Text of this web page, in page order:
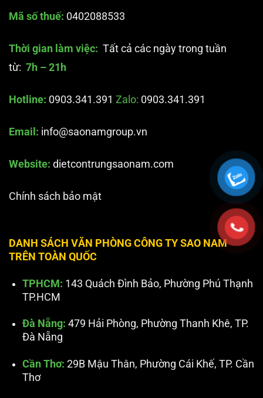
Mã số thuế: 0402088533
Thời gian làm việc: Tất cả các ngày trong tuần
từ: 7h – 21h
Hotline: 0903.341.391 Zalo: 0903.341.391
Email: info@saonamgroup.vn
Website: dietcontrungsaonam.com
Chính sách bảo mật
DANH SÁCH VĂN PHÒNG CÔNG TY SAO NAM
TRÊN TOÀN QUỐC
TPHCM: 143 Quách Đình Bảo, Phường Phú Thạnh
TP.HCM
Đà Nẵng: 479 Hải Phòng, Phường Thanh Khê, TP.
Đà Nẵng
Cần Thơ: 29B Mậu Thân, Phường Cái Khế, TP. Cần
Thơ